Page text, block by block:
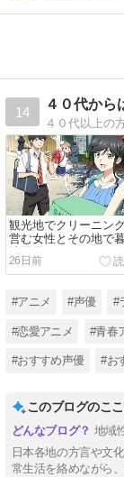
14
４０代から
観光地でクリーニン
営む女性とその地で
地元民たちとのハート
な交流を描いた日常物
26日前
#アニメ #声優 #
#恋愛アニメ #青春
#おすすめ声優 #お
このブログのこ
地域
日本各地の方言や文
常生活を絡めながら